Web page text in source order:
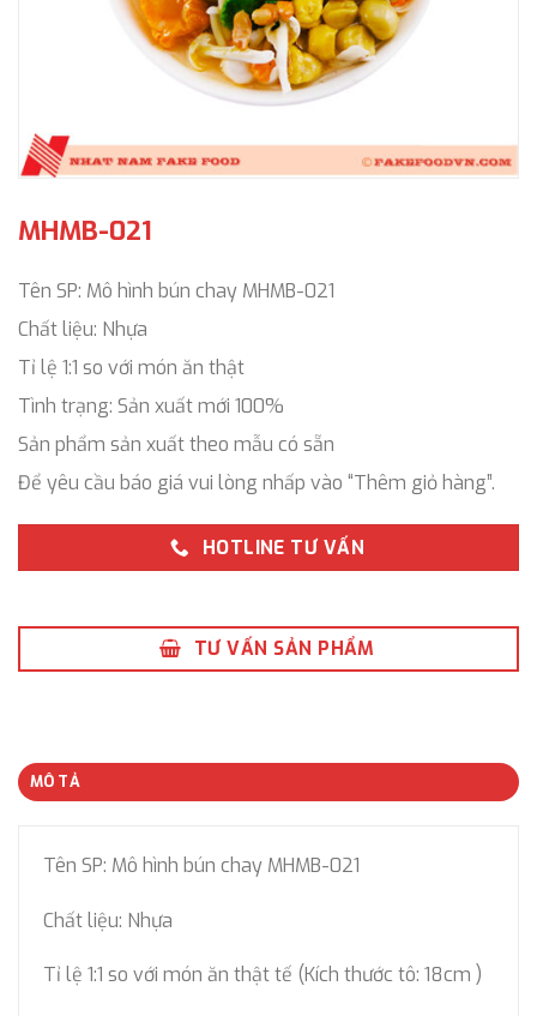
MHMB-021
Tên SP: Mô hình bún chay MHMB-021
Chất liệu: Nhựa
Tỉ lệ 1:1 so với món ăn thật
Tình trạng: Sản xuất mới 100%
Sản phẩm sản xuất theo mẫu có sẵn
Để yêu cầu báo giá vui lòng nhấp vào “Thêm giỏ hàng”.
HOTLINE TƯ VẤN
TƯ VẤN SẢN PHẨM
MÔ TẢ
Tên SP: Mô hình bún chay MHMB-021
Chất liệu: Nhựa
Tỉ lệ 1:1 so với món ăn thật tế (Kích thước tô: 18cm )